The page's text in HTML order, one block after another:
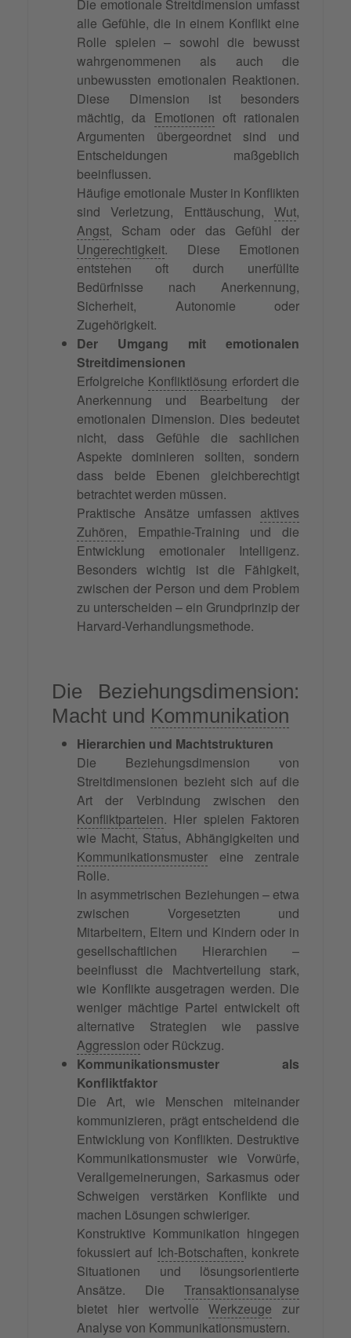
Die emotionale Streitdimension umfasst
alle Gefühle, die in einem Konflikt eine
Rolle spielen – sowohl die bewusst
wahrgenommenen als auch die
unbewussten emotionalen Reaktionen.
Diese Dimension ist besonders
mächtig, da Emotionen oft rationalen
Argumenten übergeordnet sind und
Entscheidungen maßgeblich
beeinflussen.
Häufige emotionale Muster in Konflikten
sind Verletzung, Enttäuschung, Wut,
Angst, Scham oder das Gefühl der
Ungerechtigkeit. Diese Emotionen
entstehen oft durch unerfüllte
Bedürfnisse nach Anerkennung,
Sicherheit, Autonomie oder
Zugehörigkeit.
Der Umgang mit emotionalen
Streitdimensionen
Erfolgreiche Konfliktlösung erfordert die
Anerkennung und Bearbeitung der
emotionalen Dimension. Dies bedeutet
nicht, dass Gefühle die sachlichen
Aspekte dominieren sollten, sondern
dass beide Ebenen gleichberechtigt
betrachtet werden müssen.
Praktische Ansätze umfassen aktives
Zuhören, Empathie-Training und die
Entwicklung emotionaler Intelligenz.
Besonders wichtig ist die Fähigkeit,
zwischen der Person und dem Problem
zu unterscheiden – ein Grundprinzip der
Harvard-Verhandlungsmethode.
Die Beziehungsdimension:
Macht und Kommunikation
Hierarchien und Machtstrukturen
Die Beziehungsdimension von
Streitdimensionen bezieht sich auf die
Art der Verbindung zwischen den
Konfliktparteien. Hier spielen Faktoren
wie Macht, Status, Abhängigkeiten und
Kommunikationsmuster eine zentrale
Rolle.
In asymmetrischen Beziehungen – etwa
zwischen Vorgesetzten und
Mitarbeitern, Eltern und Kindern oder in
gesellschaftlichen Hierarchien –
beeinflusst die Machtverteilung stark,
wie Konflikte ausgetragen werden. Die
weniger mächtige Partei entwickelt oft
alternative Strategien wie passive
Aggression oder Rückzug.
Kommunikationsmuster als
Konfliktfaktor
Die Art, wie Menschen miteinander
kommunizieren, prägt entscheidend die
Entwicklung von Konflikten. Destruktive
Kommunikationsmuster wie Vorwürfe,
Verallgemeinerungen, Sarkasmus oder
Schweigen verstärken Konflikte und
machen Lösungen schwieriger.
Konstruktive Kommunikation hingegen
fokussiert auf Ich-Botschaften, konkrete
Situationen und lösungsorientierte
Ansätze. Die Transaktionsanalyse
bietet hier wertvolleWerkzeuge zur
Analyse von Kommunikationsmustern.